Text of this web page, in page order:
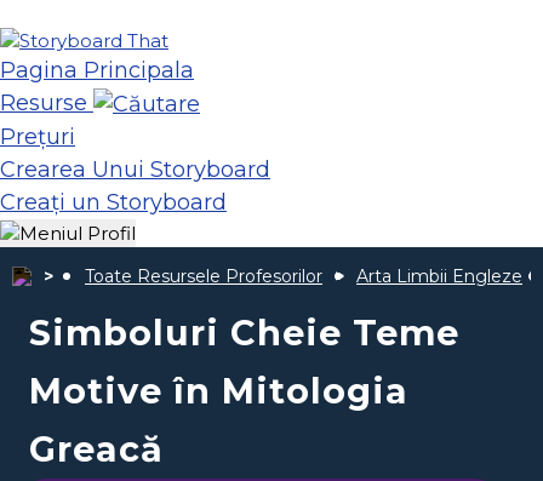
Pagina Principala
Resurse
Prețuri
Crearea Unui Storyboard
Creați un Storyboard
Toate Resursele Profesorilor Arta Limbii Engleze
Simboluri Cheie Teme
Motive în Mitologia
Greacă